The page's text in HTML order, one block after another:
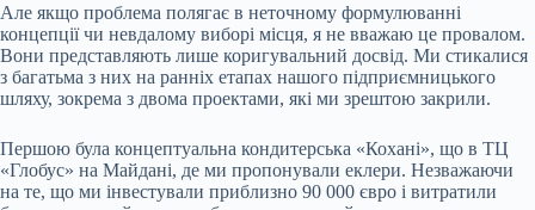
Але якщо проблема полягає в неточному формулюванні
концепції чи невдалому виборі місця, я не вважаю це провалом.
Вони представляють лише коригувальний досвід. Ми стикалися
з багатьма з них на ранніх етапах нашого підприємницького
шляху, зокрема з двома проектами, які ми зрештою закрили.
Першою була концептуальна кондитерська «Кохані», що в ТЦ
«Глобус» на Майдані, де ми пропонували еклери. Незважаючи
на те, що ми інвестували приблизно 90 000 євро і витратили